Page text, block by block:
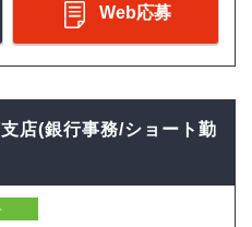
Web応募
店(銀行事務/ショート勤